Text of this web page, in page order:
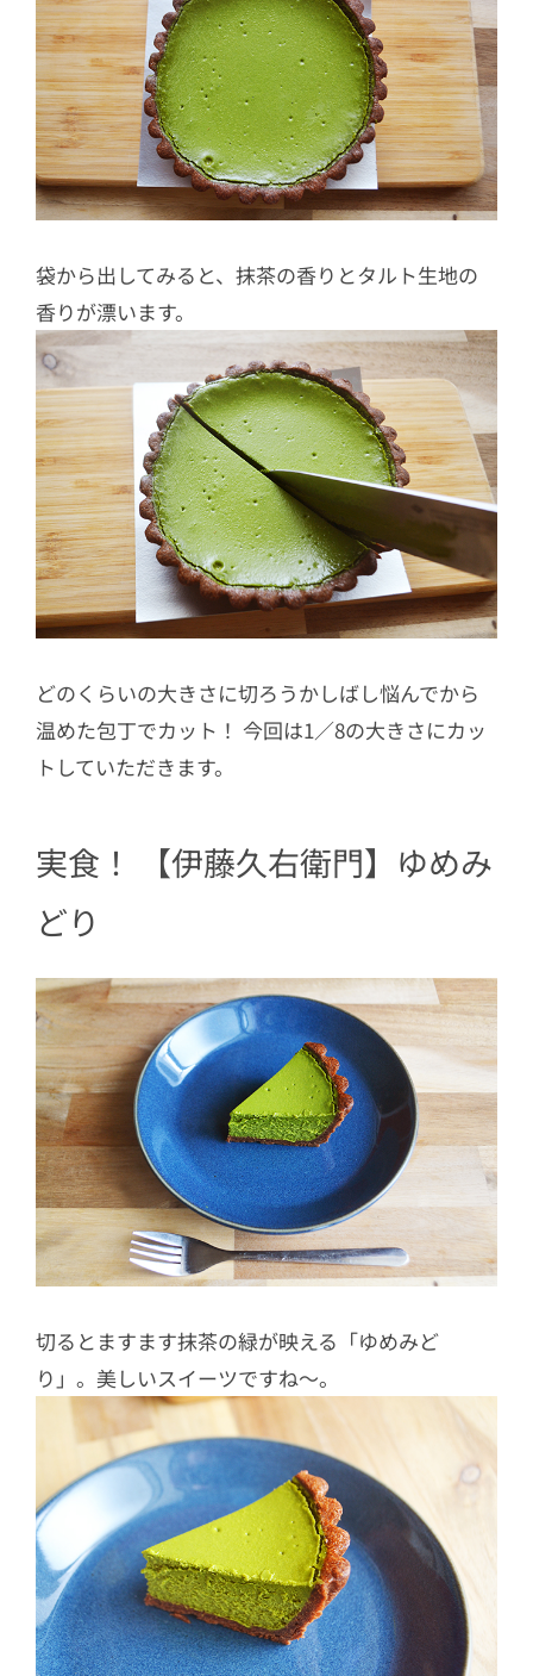
袋から出してみると、抹茶の香りとタルト生地の
香りが漂います。
どのくらいの大きさに切ろうかしばし悩んでから
温めた包丁でカット！ 今回は1／8の大きさにカッ
トしていただきます。
実食！ 【伊藤久右衛門】ゆめみ
どり
切るとますます抹茶の緑が映える「ゆめみど
り」。美しいスイーツですね〜。